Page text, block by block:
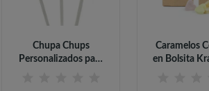
Chupa Chups
Personalizados para
Caramelos
en Bolsita